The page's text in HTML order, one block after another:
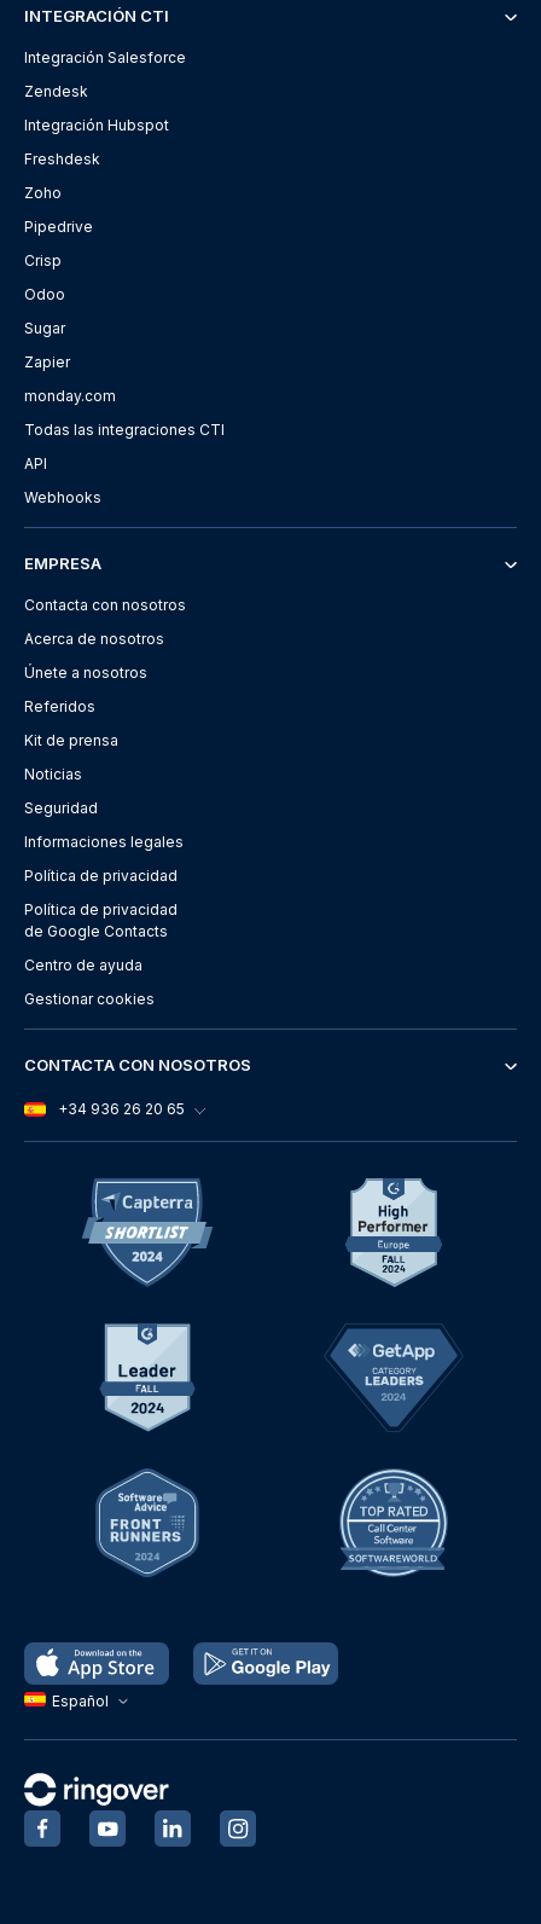
Español
INTEGRACIÓN CTI
Integración Salesforce
Zendesk
Integración Hubspot
Freshdesk
Zoho
Pipedrive
Crisp
Odoo
Sugar
Zapier
monday.com
Todas las integraciones CTI
API
Webhooks
EMPRESA
Contacta con nosotros
Acerca de nosotros
Únete a nosotros
Referidos
Kit de prensa
Noticias
Seguridad
Informaciones legales
Política de privacidad
Política de privacidad
de Google Contacts
Centro de ayuda
Gestionar cookies
CONTACTA CON NOSOTROS
+34 936 26 20 65